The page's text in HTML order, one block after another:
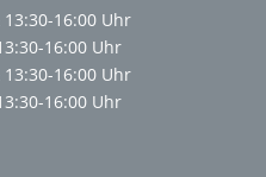
16:00 Uhr
16:00 Uhr
16:00 Uhr
16:00 Uhr